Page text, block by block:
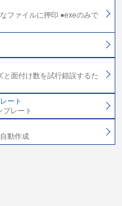
ファイルに押印 ●exeのみで
と面付け数を試行錯誤するた
ート
レート
動作成